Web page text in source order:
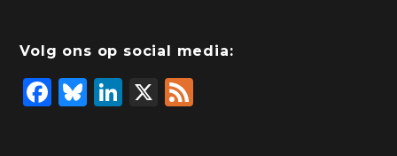
Volg ons op social media:
F
Bl
Li
X